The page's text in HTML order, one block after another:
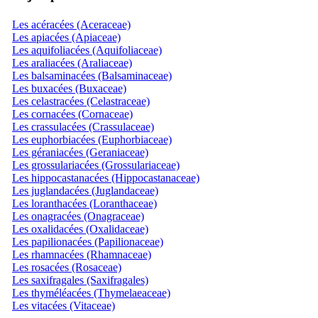
Les acéracées (Aceraceae)
Les apiacées (Apiaceae)
Les aquifoliacées (Aquifoliaceae)
Les araliacées (Araliaceae)
Les balsaminacées (Balsaminaceae)
Les buxacées (Buxaceae)
Les celastracées (Celastraceae)
Les cornacées (Cornaceae)
Les crassulacées (Crassulaceae)
Les euphorbiacées (Euphorbiaceae)
Les géraniacées (Geraniaceae)
Les grossulariacées (Grossulariaceae)
Les hippocastanacées (Hippocastanaceae)
Les juglandacées (Juglandaceae)
Les loranthacées (Loranthaceae)
Les onagracées (Onagraceae)
Les oxalidacées (Oxalidaceae)
Les papilionacées (Papilionaceae)
Les rhamnacées (Rhamnaceae)
Les rosacées (Rosaceae)
Les saxifragales (Saxifragales)
Les thyméléacées (Thymelaeaceae)
Les vitacées (Vitaceae)